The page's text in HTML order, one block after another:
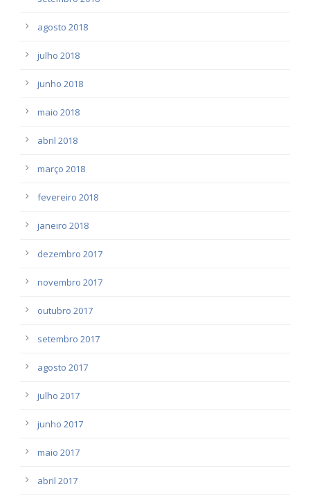
agosto 2018
julho 2018
junho 2018
maio 2018
abril 2018
março 2018
fevereiro 2018
janeiro 2018
dezembro 2017
novembro 2017
outubro 2017
setembro 2017
agosto 2017
julho 2017
junho 2017
maio 2017
abril 2017